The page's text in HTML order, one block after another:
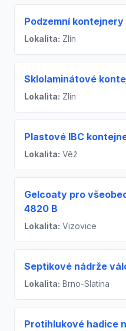
Podzemní kontejnery
Lokalita: Zlín
Sklolaminátové
Lokalita: Zlín
Plastové IBC
Lokalita: Věž
Gelcoaty pro
4820 B
Lokalita: Vizovice
Septikové nádrže
Lokalita: Brno-Slatina
Protihlukové hadice